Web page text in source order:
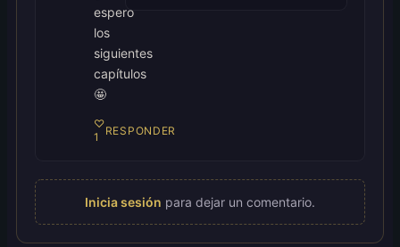
espero
los
siguientes
capítulos
🤩
♡
1
RESPONDER
Inicia sesión para dejar un comentario.